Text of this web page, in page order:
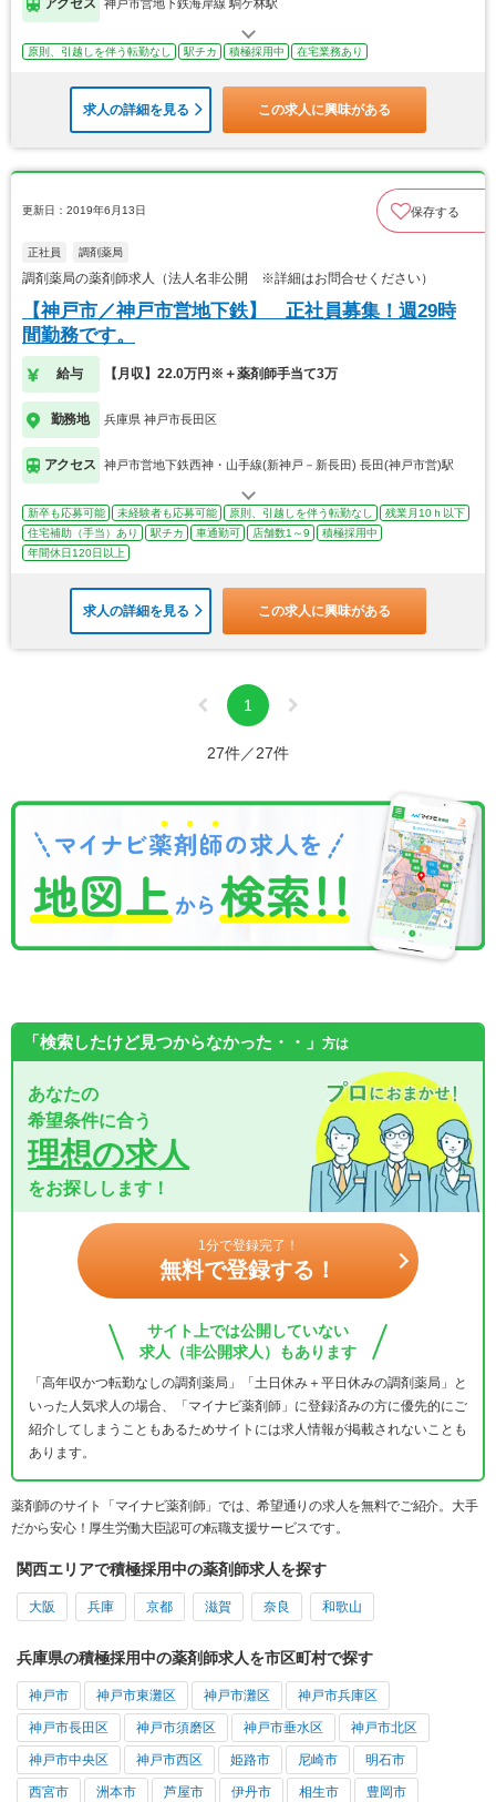
アクセス 神戸市営地下鉄海岸線 駒ケ林駅
原則、引越しを伴う転勤なし 駅チカ 積極採用中 在宅業務あり
求人の詳細を見る この求人に興味がある
更新日：2019年6月13日 保存する
正社員 調剤薬局
調剤薬局の薬剤師求人（法人名非公開 ※詳細はお問合せください）
【神戸市／神戸市営地下鉄】 正社員募集！週29時
間勤務です。
給与 【月収】22.0万円※＋薬剤師手当て3万
勤務地 兵庫県 神戸市長田区
アクセス 神戸市営地下鉄西神・山手線(新神戸－新長田) 長田(神戸市営)駅
新卒も応募可能 未経験者も応募可能 原則、引越しを伴う転勤なし
残業月10ｈ以下
住宅補助（手当）あり
駅チカ 車通勤可 店舗数1～9
積極採用中
年間休日120日以上
求人の詳細を見る この求人に興味がある
1
27件／27件
「検索したけど見つからなかった・・」 方は
あなたの
希望条件に合う
理想の求人
をお探しします！
1分で登録完了！
無料で登録する！
サイト上では公開していない
求人（非公開求人）もあります
「高年収かつ転勤なしの調剤薬局」「土日休み＋平日休みの調剤薬局」と
いった人気求人の場合、「マイナビ薬剤師」に登録済みの方に優先的にご
紹介してしまうこともあるためサイトには求人情報が掲載されないことも
あります。
薬剤師のサイト「マイナビ薬剤師」では、希望通りの求人を無料でご紹介。大手
だから安心！厚生労働大臣認可の転職支援サービスです。
関西エリアで積極採用中の薬剤師求人を探す
大阪 兵庫 京都 滋賀 奈良 和歌山
兵庫県の積極採用中の薬剤師求人を市区町村で探す
神戸市 神戸市東灘区 神戸市灘区 神戸市兵庫区
神戸市長田区 神戸市須磨区 神戸市垂水区 神戸市北区
神戸市中央区 神戸市西区 姫路市 尼崎市 明石市
西宮市 洲本市 芦屋市 伊丹市 相生市 豊岡市